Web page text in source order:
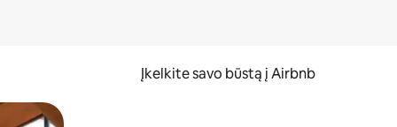
Įkelkite savo būstą į Airbnb